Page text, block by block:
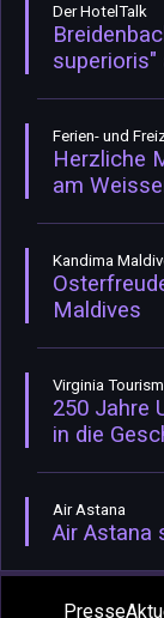
Der HotelTalk
Ferien- und
Herzliche
am
Kandima
Maldives
Virginia
250 Jahre
in die
Air Astana
Air Astana